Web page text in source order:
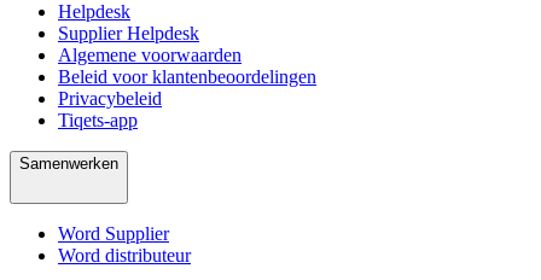
Helpdesk
Supplier Helpdesk
Algemene voorwaarden
Beleid voor klantenbeoordelingen
Privacybeleid
Tiqets-app
Samenwerken
Word Supplier
Word distributeur